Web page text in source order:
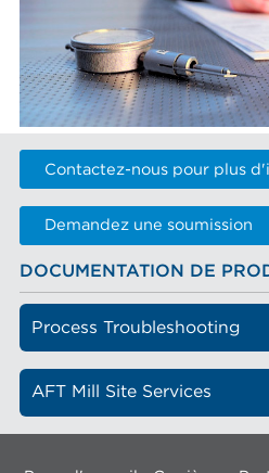
Contactez-nous pour plus
Demandez une soumission
DOCUMENTATION DE
Process Troubleshooting
AFT Mill Site Services